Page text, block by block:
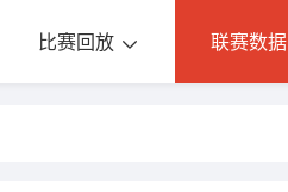
比赛回放 联赛数据